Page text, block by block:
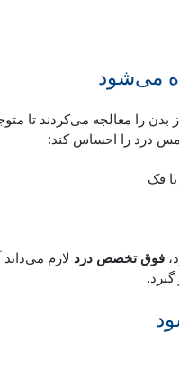
می‌شود
را معالجه می‌کردند تا
درد را احساس کند:
فک
فوق تخصص درد لازم